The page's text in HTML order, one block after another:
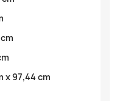
x 97,44 cm